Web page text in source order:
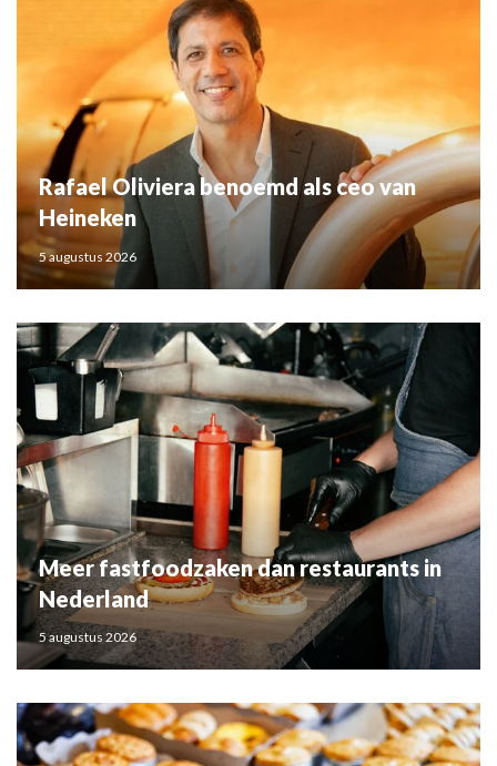
Rafael Oliviera benoemd als ceo van
Heineken
5 augustus 2026
Meer fastfoodzaken dan restaurants in
Nederland
5 augustus 2026